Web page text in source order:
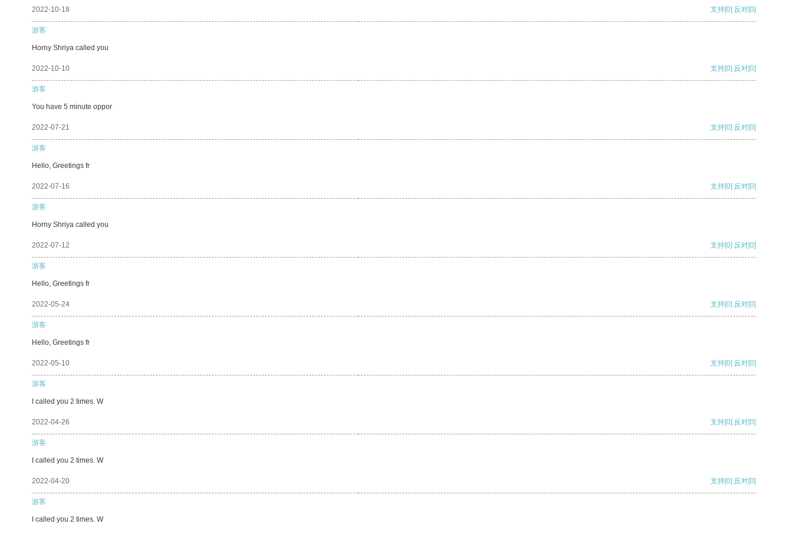
2022-10-18 支持[0] 反对[0]
游客
Horny Shriya called you
2022-10-10 支持[0] 反对[0]
游客
You have 5 minute oppor
2022-07-21 支持[0] 反对[0]
游客
Hello, Greetings fr
2022-07-16 支持[0] 反对[0]
游客
Horny Shriya called you
2022-07-12 支持[0] 反对[0]
游客
Hello, Greetings fr
2022-05-24 支持[0] 反对[0]
游客
Hello, Greetings fr
2022-05-10 支持[0] 反对[0]
游客
I called you 2 times. W
2022-04-26 支持[0] 反对[0]
游客
I called you 2 times. W
2022-04-20 支持[0] 反对[0]
游客
I called you 2 times. W